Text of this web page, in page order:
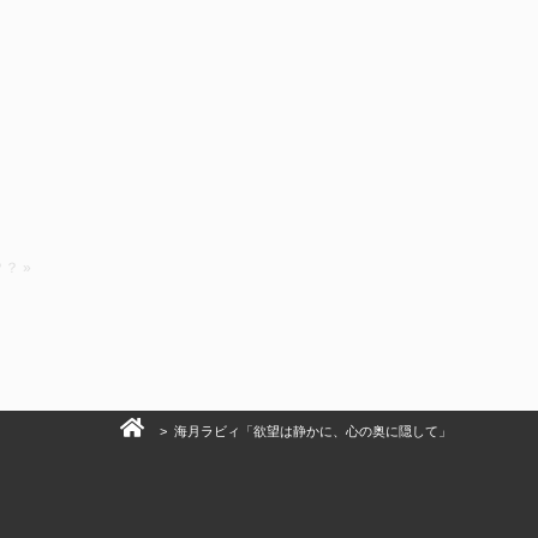
？ »
> 海月ラビィ「欲望は静かに、心の奥に隠して」